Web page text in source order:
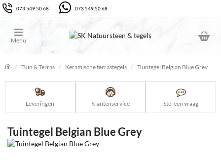
073 549 50 68 073 549 50 68
Tuin & Terras Keramische terrastegels Tuintegel Belgian Blue Grey
Leveringen Klantenservice Stel een vraag
Tuintegel Belgian Blue Grey